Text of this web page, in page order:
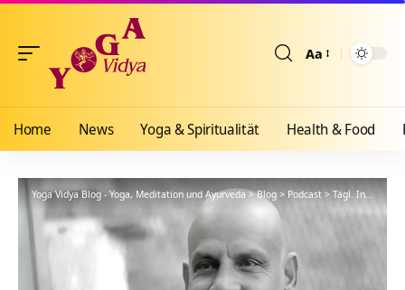
Aa
Home News Yoga & Spiritualität Health & Food
Yoga Vidya Blog - Yoga, Meditation und Ayurveda>Blog > Podcast> Tägl. Inspiration